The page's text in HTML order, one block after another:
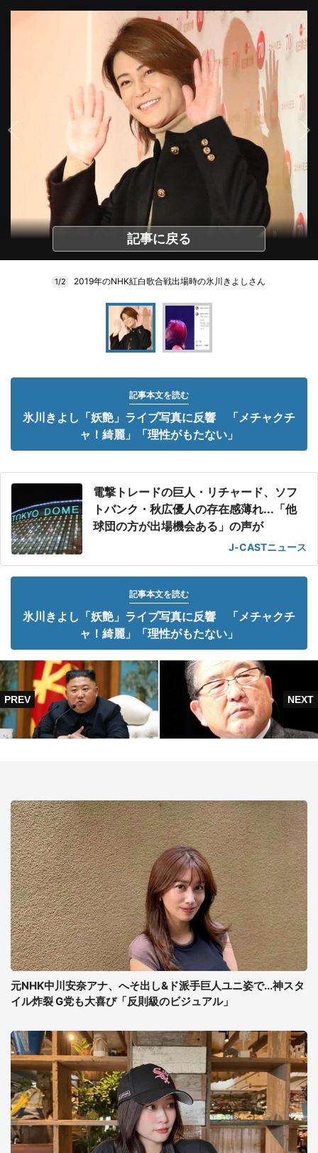
記事に戻る
1/2 2019年のNHK紅白歌合戦出場時の氷川きよしさん
記事本文を読む
氷川きよし「妖艶」ライブ写真に反響 「メチャクチ
ャ！綺麗」「理性がもたない」
電撃トレードの巨人・リチャード、ソフ
トバンク・秋広優人の存在感薄れ...「他
球団の方が出場機会ある」の声が
J-CASTニュース
記事本文を読む
氷川きよし「妖艶」ライブ写真に反響 「メチャクチ
ャ！綺麗」「理性がもたない」
元NHK中川安奈アナ、へそ出し&ド派手巨人ユニ姿で...神スタ
イル炸裂 G党も大喜び「反則級のビジュアル」